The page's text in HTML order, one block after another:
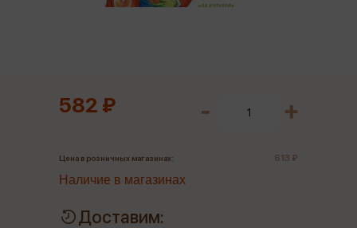
582 ₽
Цена в розничных магазинах: 613 ₽
Наличие в магазинах
Доставим: